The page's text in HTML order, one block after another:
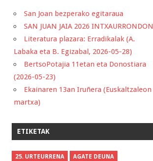
San Joan bezperako egitaraua
SAN JUAN JAIA 2026 INTXAURRONDON
Literatura plazara: Erradikalak (A.
Labaka eta B. Egizabal, 2026-05-28)
BertsoPotajia 11etan eta Donostiara
(2026-05-23)
Ekainaren 13an Iruñera (Euskaltzaleon
martxa)
ETIKETAK
25. URTEURRENA AGATE DEUNA